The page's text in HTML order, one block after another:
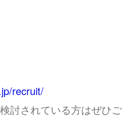
recruit/
討されている方はぜひご